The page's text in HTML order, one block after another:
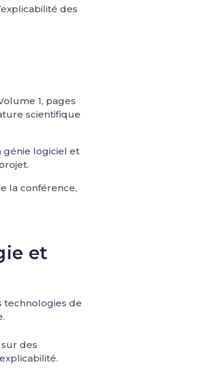
des
1, pages
scientifique
génie logiciel et
la conférence,
et
technologies de
des